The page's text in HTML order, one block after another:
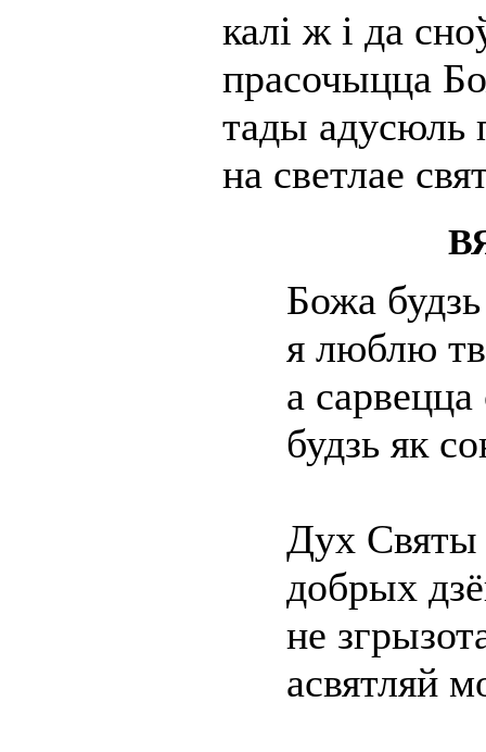
калі ж і да
прасочыцца
тады адусюль
на светлае
Божа
я люблю
а
будзь як
Дух Святы
добрых
не
асвятляй